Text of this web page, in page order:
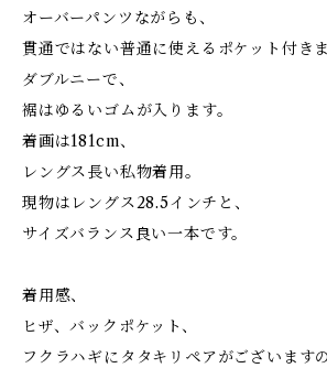
オーバーパンツながらも、
貫通ではない普通に使えるポケット付きま
ダブルニーで、
裾はゆるいゴムが入ります。
着画は181cm、
レングス長い私物着用。
現物はレングス28.5インチと、
サイズバランス良い一本です。
着用感、
ヒザ、バックポケット、
フクラハギにタタキリペアがございますの